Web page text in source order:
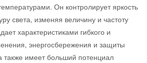
Он контролирует яркость
света, изменяя величину и частоту
характеристиками гибкого и
энергосбережения и защиты
имеет больший потенциал